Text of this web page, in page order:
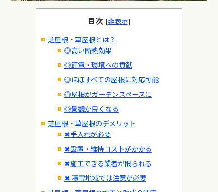
目次 [非表示]
芝屋根・草屋根とは？
◎高い断熱効果
◎節電・環境への貢献
◎ほぼすべての屋根に対応可能
◎屋根がガーデンスペースに
◎景観が良くなる
芝屋根・草屋根のデメリット
✖手入れが必要
✖設置・維持コストがかかる
✖施工できる業者が限られる
✖ 積雪地域では注意が必要